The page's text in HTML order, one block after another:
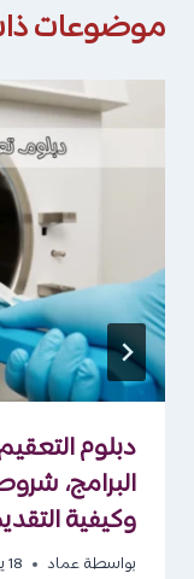
موضوعات
دبلوم
البرامج،
وكيفية
بواسطة عماد 18 يوليو، 2023